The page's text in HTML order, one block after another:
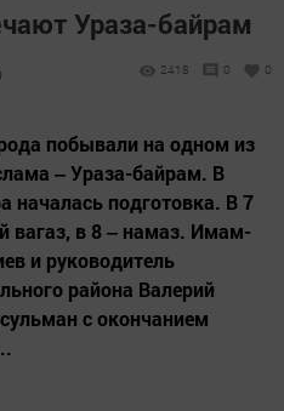
Ураза-байрам
2418 0 0
побывали на одном из
‒ Ураза-байрам. В
началась подготовка. В 7
вагаз, в 8 ‒ намаз. Имам-
и руководитель
района Валерий
с окончанием